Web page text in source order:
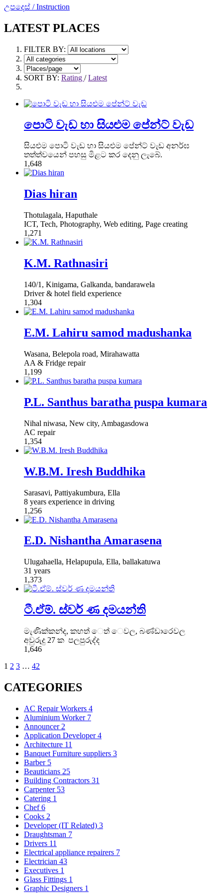
උපදෙස් / Instruction
LATEST PLACES
FILTER BY:
SORT BY: Rating /Latest
පොටි වැඩ හා සියළුම පේන්ට් වැඩ
සියළුම පොටි වැඩ හා සියළුම පේන්ට් වැඩ අනර්ඝ
තත්ත්වයෙන් පහසු මිළට කර දෙනු ලැබේ.
1,648
Dias hiran
Thotulagala, Haputhale
ICT, Tech, Photography, Web editing, Page creating
1,271
K.M. Rathnasiri
140/1, Kinigama, Galkanda, bandarawela
Driver & hotel field experience
1,304
E.M. Lahiru samod madushanka
Wasana, Belepola road, Mirahawatta
AA & Fridge repair
1,199
P.L. Santhus baratha puspa kumara
Nihal niwasa, New city, Ambagasdowa
AC repair
1,354
W.B.M. Iresh Buddhika
Sarasavi, Pattiyakumbura, Ella
8 years experience in driving
1,256
E.D. Nishantha Amarasena
Ulugahaella, Helapupula, Ella, ballakatuwa
31 years
1,373
ටී.ඒම්. ස්වර් ණ දමයන්ති
මැණික්කන්ද, කහත් ෙත් ෙවල, බණ්ඩාරෙවල
අවුරුදු 27 ක පලපුරුද්ද
1,646
1 2 3 … 42
CATEGORIES
AC Repair Workers 4
Aluminium Worker 7
Announcer 2
Application Developer 4
Architecture 11
Banquet Furniture suppliers 3
Barber 5
Beauticians 25
Building Contractors 31
Carpenter 53
Catering 1
Chef 6
Cooks 2
Developer (IT Related) 3
Draughtsman 7
Drivers 11
Electrical appliance repairers 7
Electrician 43
Executives 1
Glass Fittings 1
Graphic Designers 1